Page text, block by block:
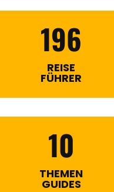
196
REISE
FÜHRER
10
THEMEN
GUIDES